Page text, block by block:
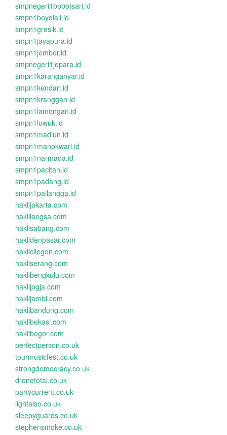
smpnegeri1bobotsari.id
smpn1boyolali.id
smpn1gresik.id
smpn1jayapura.id
smpn1jember.id
smpnegeri1jepara.id
smpn1karanganyar.id
smpn1kendari.id
smpn1kranggan.id
smpn1lamongan.id
smpn1luwuk.id
smpn1madiun.id
smpn1manokwari.id
smpn1narmada.id
smpn1pacitan.id
smpn1padang.id
smpn1pailangga.id
haklijakarta.com
haklilangsa.com
haklisabang.com
haklidenpasar.com
haklicilegon.com
hakliserang.com
haklibengkulu.com
haklijogja.com
haklijambi.com
haklibandung.com
haklibekasi.com
haklibogor.com
perfectperson.co.uk
tourmusicfest.co.uk
strongdemocracy.co.uk
dronetotal.co.uk
partycurrent.co.uk
lightalso.co.uk
sleepyguards.co.uk
stephensmoke.co.uk